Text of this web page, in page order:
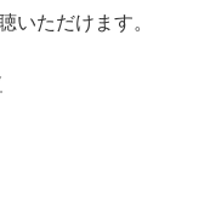
いただけます。